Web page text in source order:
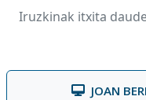
Iruzkinak itxita
JOAN